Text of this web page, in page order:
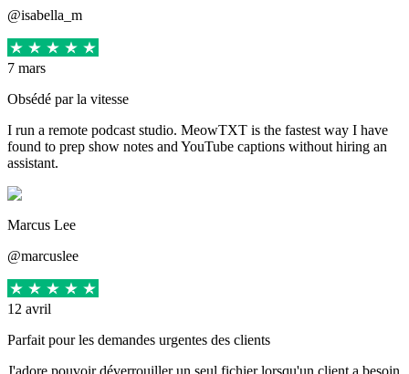
@isabella_m
7 mars
Obsédé par la vitesse
I run a remote podcast studio. MeowTXT is the fastest way I have
found to prep show notes and YouTube captions without hiring an
assistant.
Marcus Lee
@marcuslee
12 avril
Parfait pour les demandes urgentes des clients
J'adore pouvoir déverrouiller un seul fichier lorsqu'un client a besoin